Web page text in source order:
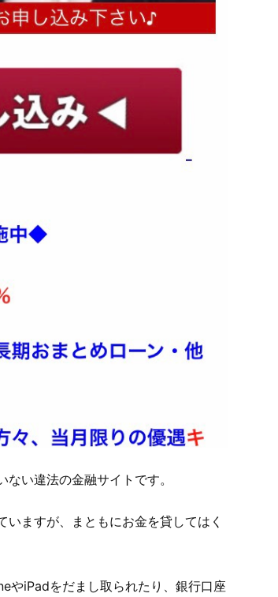
い違法の金融サイトです。
いますが、まともにお金を貸してはく
やiPadをだまし取られたり、銀行口座